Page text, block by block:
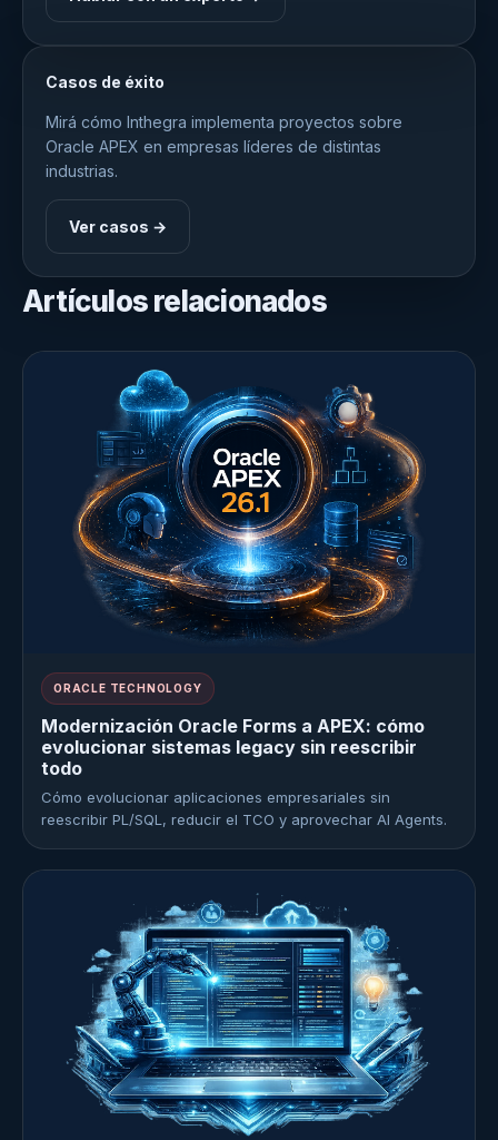
Casos de éxito
Mirá cómo Inthegra implementa proyectos sobre
Oracle APEX en empresas líderes de distintas
industrias.
Ver casos →
Artículos relacionados
ORACLE TECHNOLOGY
Modernización Oracle Forms a APEX: cómo
evolucionar sistemas legacy sin reescribir
todo
Cómo evolucionar aplicaciones empresariales sin
reescribir PL/SQL, reducir el TCO y aprovechar AI Agents.